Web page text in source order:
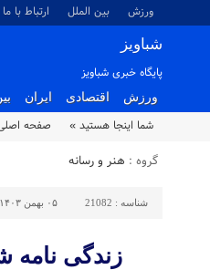
ورزش بین الملل ارتباط با ما
شباویز
پایگاه خبری شباویز
ورزش اقتصادی ایران
شما اینجا هستید » صفحه
گروه : هنر و رسانه
شناسه : 21082 ۰۵ بهمن ۱۴۰۳ - ۲۰:۳۴
زندگی نامه